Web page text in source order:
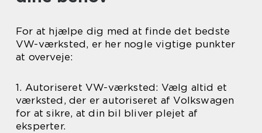
For at hjælpe dig med at finde det bedste
VW-værksted, er her nogle vigtige punkter
at overveje:
1. Autoriseret VW-værksted: Vælg altid et
værksted, der er autoriseret af Volkswagen
for at sikre, at din bil bliver plejet af
eksperter.